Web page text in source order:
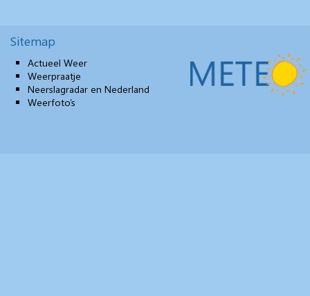
Sitemap
Actueel Weer
Weerpraatje
Neerslagradar en Nederland
Weerfoto’s